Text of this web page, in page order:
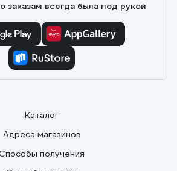
заказам всегда была под рукой
Каталог
Адреса магазинов
получения